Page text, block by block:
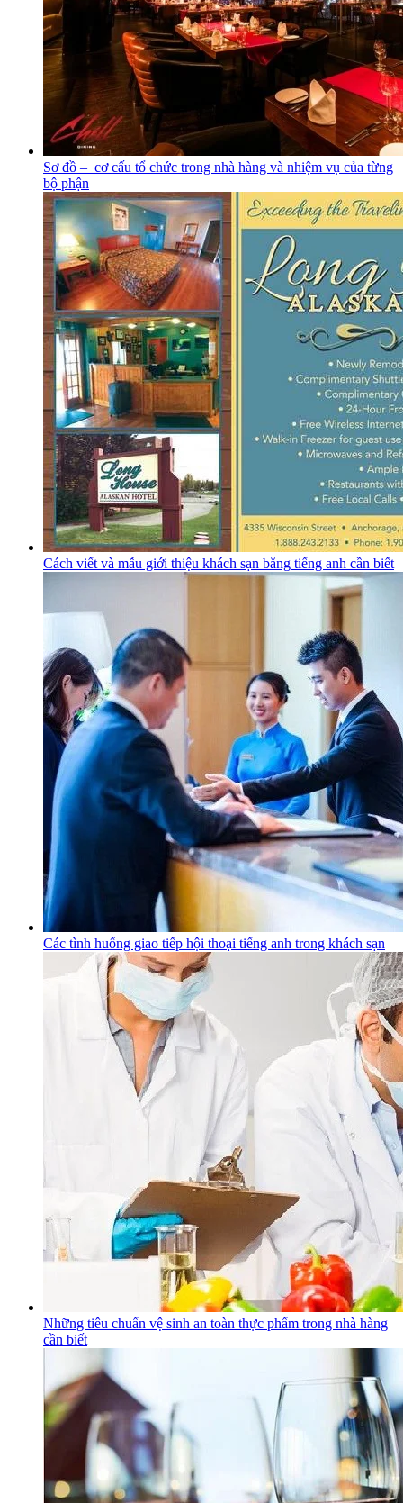
Sơ đồ – cơ cấu tổ chức trong nhà hàng và nhiệm vụ của từng
bộ phận
Cách viết và mẫu giới thiệu khách sạn bằng tiếng anh cần biết
Các tình huống giao tiếp hội thoại tiếng anh trong khách sạn
Những tiêu chuẩn vệ sinh an toàn thực phẩm trong nhà hàng
cần biết